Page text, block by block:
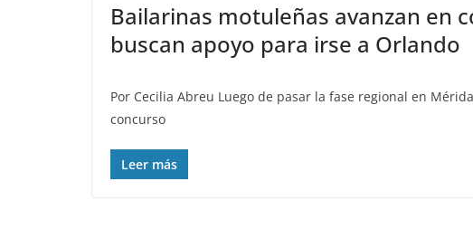
Bailarinas motuleñas avanzan en
buscan apoyo para irse a Orlando
Por Cecilia Abreu Luego de pasar la fase regional en
concurso
Leer más